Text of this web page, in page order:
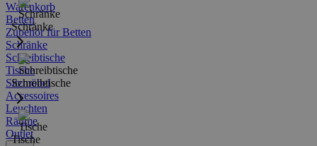
Warenkorb
Schränke
Schreibtische
Tische
Betten
Zubehör für Betten
Schränke
Schreibtische
Tische
Sitzmöbel
Accessoires
Leuchten
Räume
Outlet